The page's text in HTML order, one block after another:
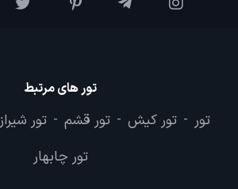
تور های مرتبط
تور - تور کیش - تور قشم - تور شیراز
تور چابهار